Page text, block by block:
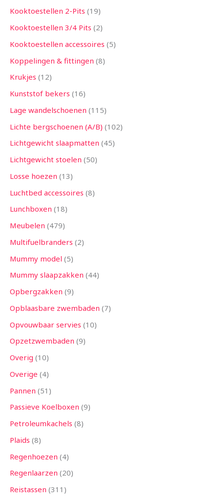
Kooktoestellen 2-Pits 19
Kooktoestellen 3/4 Pits 2
Kooktoestellen accessoires 5
Koppelingen & fittingen 8
Krukjes 12
Kunststof bekers 16
Lage wandelschoenen 115
Lichte bergschoenen (A/B) 102
Lichtgewicht slaapmatten 45
Lichtgewicht stoelen 50
Losse hoezen 13
Luchtbed accessoires 8
Lunchboxen 18
Meubelen 479
Multifuelbranders 2
Mummy model 5
Mummy slaapzakken 44
Opbergzakken 9
Opblaasbare zwembaden 7
Opvouwbaar servies 10
Opzetzwembaden 9
Overig 10
Overige 4
Pannen 51
Passieve Koelboxen 9
Petroleumkachels 8
Plaids 8
Regenhoezen 4
Regenlaarzen 20
Reistassen 311